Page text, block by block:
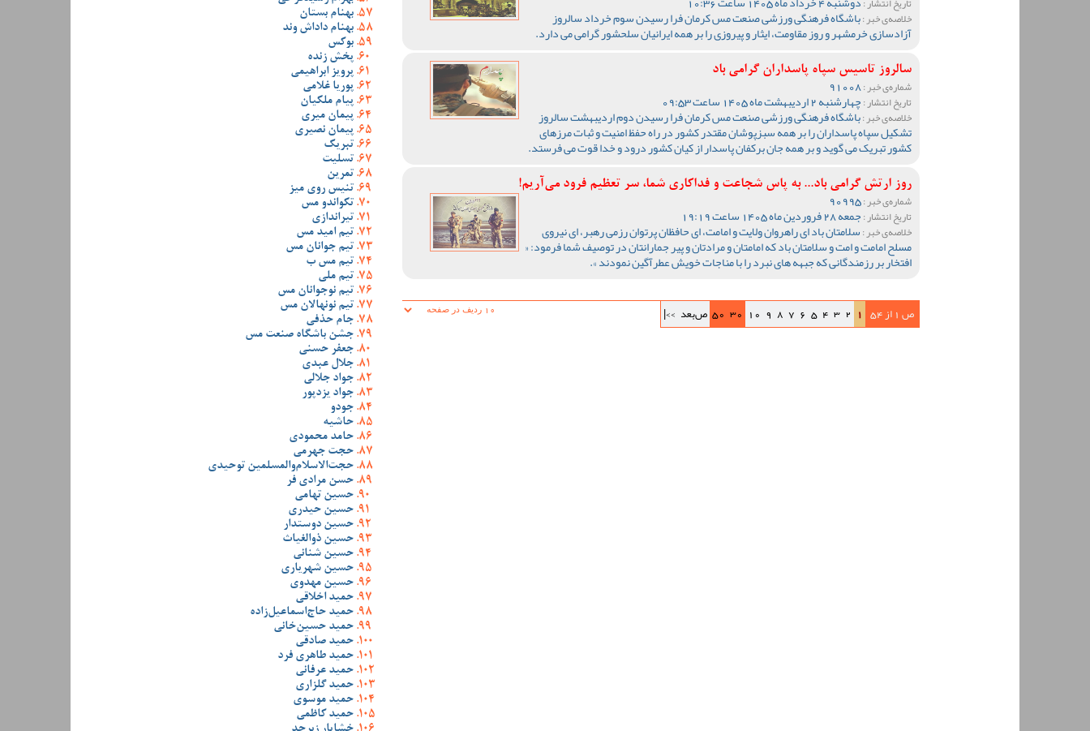
خلاصه‌ی خبر :باشگاه فرهنگی ورزشی صنعت مس کرمان فرا رسیدن سوم خرداد سالروز
آزادسازی خرمشهر و روز مقاومت، ایثار و پیروزی را بر همه ایرانیان سلحشور گرامی می دارد.
سالروز تاسیس سپاه پاسداران گرامی باد
شماره‌ی خبر :91008
تاریخ انتشار :چهارشنبه 2 اردیبهشت ماه 1405 ساعت 09:53
خلاصه‌ی خبر :باشگاه فرهنگی ورزشی صنعت مس کرمان فرا رسیدن دوم اردیبهشت سالروز
تشکیل سپاه پاسداران را بر همه سبزپوشان مقتدر کشور در راه حفظ امنیت و ثبات مرزهای
کشور تبریک می گوید و بر همه جان برکفان پاسدار از کیان کشور درود و خدا قوت می فرستد.
روز ارتش گرامی باد... به پاس شجاعت و فداکاری شما، سر تعظیم فرود می‌آریم!
شماره‌ی خبر :90995
تاریخ انتشار :جمعه 28 فروردین ماه 1405 ساعت 19:19
خلاصه‌ی خبر :سلامتان باد ای راهروان ولایت و امامت، ای حافظان پرتوان رزمی رهبر، ای نیروی
مسلح امامت و امت و سلامتان باد که امامتان و مرادتان و پیر جمارانتان در توصیف شما فرمود: «
افتخار بر رزمندگانی که جبهه های نبرد را با مناجات خویش عطرآگین نمودند ».
ص 1 از 54 1
2
3
4
5
6
7
8
9
10
30
50 ص‌بعد >>|
بهنام بستان
بهنام داداش وند
بوکس
پخش زنده
پرویز ابراهیمی
پوریا غلامی
پیام ملکیان
پیمان میری
پیمان نصیری
تبریک
تسلیت
تمرین
تنیس روی میز
تکواندو مس
تیراندازی
تیم امید مس
تیم جوانان مس
تیم مس ب
تیم ملی
تیم نوجوانان مس
تیم نونهالان مس
جام حذفی
جشن باشگاه صنعت مس
جعفر حسنی
جلال عبدی
جواد جلالی
جواد یزدپور
جودو
حاشیه
حامد محمودی
حجت جهرمی
حجت‌الاسلام‌والمسلمین توحیدی
حسن مرادی فر
حسین تهامی
حسین حیدری
حسین دوستدار
حسین ذوالغیاث
حسین شنانی
حسین شهریاری
حسین مهدوی
حمید اخلاقی
حمید حاج‌اسماعیل‌زاده
حمید حسین‌خانی
حمید صادقی
حمید طاهری فرد
حمید عرفانی
حمید گلزاری
حمید موسوی
حمید کاظمی